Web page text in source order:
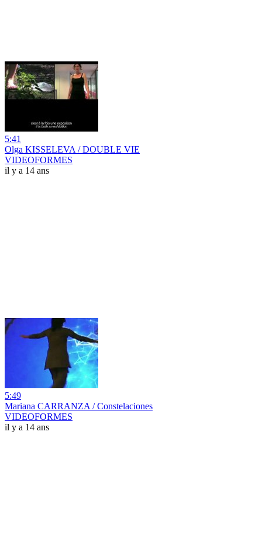
5:41
Olga KISSELEVA / DOUBLE VIE
VIDEOFORMES
il y a 14 ans
5:49
Mariana CARRANZA / Constelaciones
VIDEOFORMES
il y a 14 ans